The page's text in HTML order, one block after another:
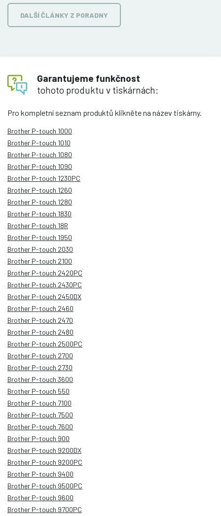
DALŠÍ ČLÁNKY Z PORADNY
Garantujeme funkčnost
tohoto produktu v tiskárnách:
Pro kompletní seznam produktů klikněte na název tiskárny.
Brother P-touch 1000
Brother P-touch 1010
Brother P-touch 1080
Brother P-touch 1090
Brother P-touch 1230PC
Brother P-touch 1260
Brother P-touch 1280
Brother P-touch 1830
Brother P-touch 18R
Brother P-touch 1950
Brother P-touch 2030
Brother P-touch 2100
Brother P-touch 2420PC
Brother P-touch 2430PC
Brother P-touch 2450DX
Brother P-touch 2460
Brother P-touch 2470
Brother P-touch 2480
Brother P-touch 2500PC
Brother P-touch 2700
Brother P-touch 2730
Brother P-touch 3600
Brother P-touch 550
Brother P-touch 7100
Brother P-touch 7500
Brother P-touch 7600
Brother P-touch 900
Brother P-touch 9200DX
Brother P-touch 9200PC
Brother P-touch 9400
Brother P-touch 9500PC
Brother P-touch 9600
Brother P-touch 9700PC